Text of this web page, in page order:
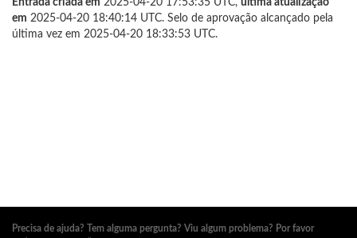
Entrada criada em 2025-04-20 17:53:35 UTC, última atualização
em 2025-04-20 18:40:14 UTC. Selo de aprovação alcançado pela
última vez em 2025-04-20 18:33:53 UTC.
Precisa de ajuda? Tem alguma pergunta? Viu algum problema? Por favor